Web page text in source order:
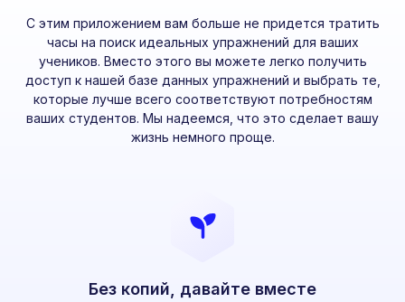
С этим приложением вам больше не придется тратить
часы на поиск идеальных упражнений для ваших
учеников. Вместо этого вы можете легко получить
доступ к нашей базе данных упражнений и выбрать те,
которые лучше всего соответствуют потребностям
ваших студентов. Мы надеемся, что это сделает вашу
жизнь немного проще.
Без копий, давайте вместе